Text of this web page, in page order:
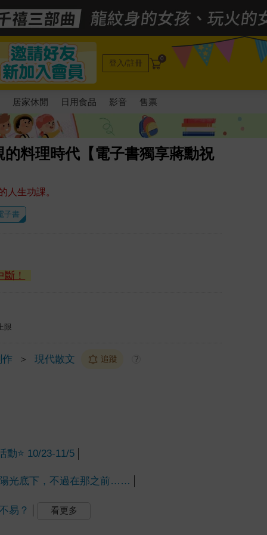
登入/註冊 0
居家休閒 日用食品 影音 售票
料理時代【電子書獨享蔣勳祝
人生功課。
子書
！
限
＞ 現代散文 追蹤 ?
動⭐ 10/23-11/5
光底下，不過在那之前……
易？ 看更多